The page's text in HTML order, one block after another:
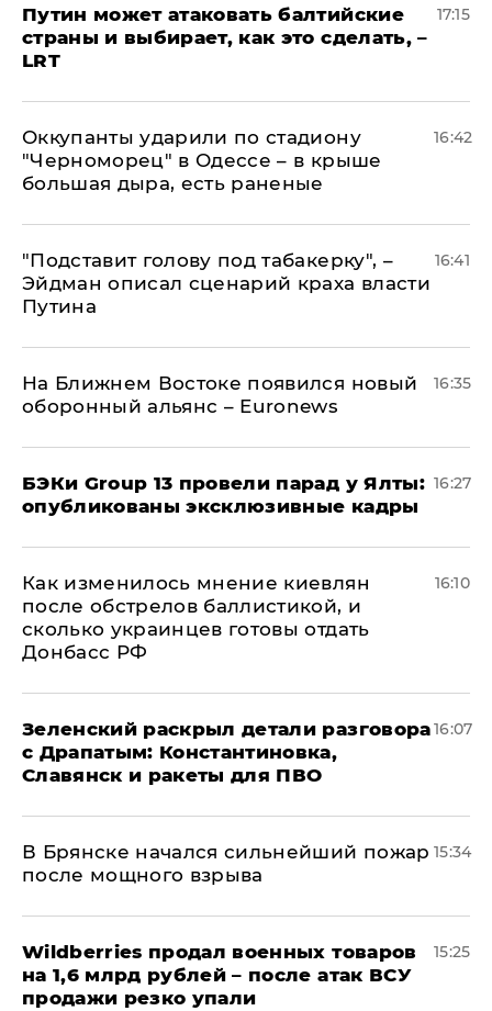
Путин может атаковать балтийские
страны и выбирает, как это сделать, –
LRT
17:15
Оккупанты ударили по стадиону
"Черноморец" в Одессе – в крыше
большая дыра, есть раненые
16:42
​"Подставит голову под табакерку", –
Эйдман описал сценарий краха власти
Путина
16:41
На Ближнем Востоке появился новый
оборонный альянс – Euronews
16:35
​БЭКи Group 13 провели парад у Ялты:
опубликованы эксклюзивные кадры
16:27
Как изменилось мнение киевлян
после обстрелов баллистикой, и
сколько украинцев готовы отдать
Донбасс РФ
16:10
​Зеленский раскрыл детали разговора
с Драпатым: Константиновка,
Славянск и ракеты для ПВО
16:07
В Брянске начался сильнейший пожар
после мощного взрыва
15:34
​Wildberries продал военных товаров
на 1,6 млрд рублей – после атак ВСУ
продажи резко упали
15:25